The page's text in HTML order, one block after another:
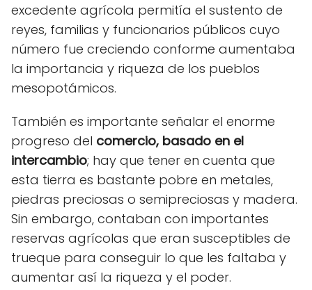
excedente agrícola permitía el sustento de
reyes, familias y funcionarios públicos cuyo
número fue creciendo conforme aumentaba
la importancia y riqueza de los pueblos
mesopotámicos.
También es importante señalar el enorme
progreso del comercio, basado en el
intercambio; hay que tener en cuenta que
esta tierra es bastante pobre en metales,
piedras preciosas o semipreciosas y madera.
Sin embargo, contaban con importantes
reservas agrícolas que eran susceptibles de
trueque para conseguir lo que les faltaba y
aumentar así la riqueza y el poder.